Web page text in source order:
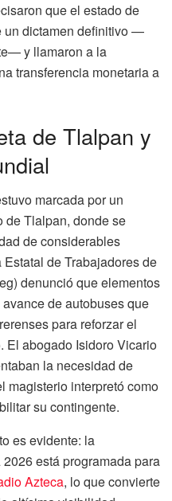
que el estado de
un dictamen definitivo —
y llamaron a la
transferencia monetaria a
de Tlalpan y
marcada por un
de Tlalpan, donde se
de considerables
de Trabajadores de
denunció que elementos
de autobuses que
para reforzar el
El abogado Isidoro Vicario
la necesidad de
magisterio interpretó como
su contingente.
es evidente: la
está programada para
Azteca, lo que convierte